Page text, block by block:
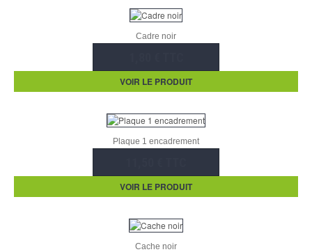
Cadre noir
VOIR LE PRODUIT
Plaque 1 encadrement
VOIR LE PRODUIT
Cache noir